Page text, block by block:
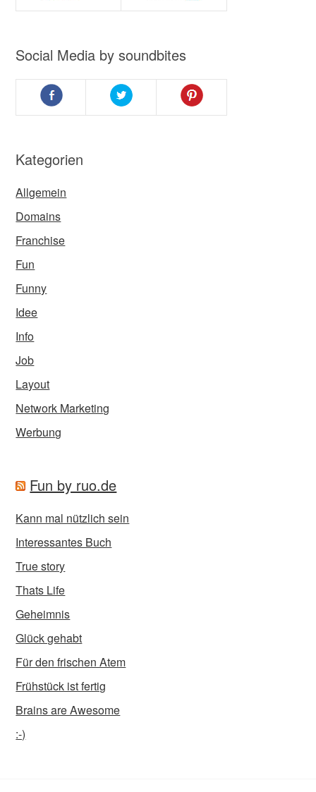
Social Media by soundbites
Kategorien
Allgemein
Domains
Franchise
Fun
Funny
Idee
Info
Job
Layout
Network Marketing
Werbung
Fun by ruo.de
Kann mal nützlich sein
Interessantes Buch
True story
Thats Life
Geheimnis
Glück gehabt
Für den frischen Atem
Frühstück ist fertig
Brains are Awesome
:-)